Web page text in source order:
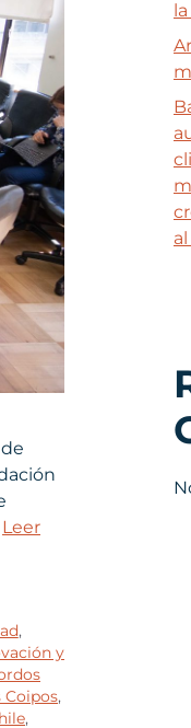
Leer
,
y
Coipos,
,